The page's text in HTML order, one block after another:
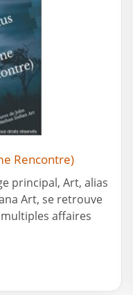
Rencontre)
principal, Art, alias
Art, se retrouve
affaires